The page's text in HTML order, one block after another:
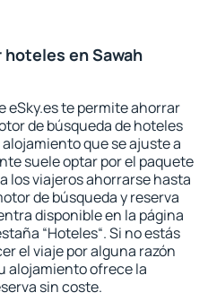
en Sawah
eSky.es te permite ahorrar
de búsqueda de hoteles
que se ajuste a
suele optar por el paquete
los viajeros ahorrarse hasta
de búsqueda y reserva
disponible en la página
“Hoteles“. Si no estás
el viaje por alguna razón
alojamiento ofrece la
sin coste.